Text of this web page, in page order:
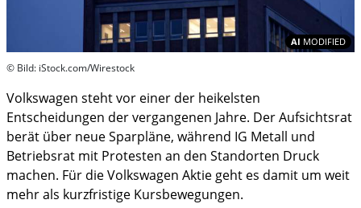
AI MODIFIED
© Bild: iStock.com/Wirestock
Volkswagen steht vor einer der heikelsten
Entscheidungen der vergangenen Jahre. Der Aufsichtsrat
berät über neue Sparpläne, während IG Metall und
Betriebsrat mit Protesten an den Standorten Druck
machen. Für die Volkswagen Aktie geht es damit um weit
mehr als kurzfristige Kursbewegungen.